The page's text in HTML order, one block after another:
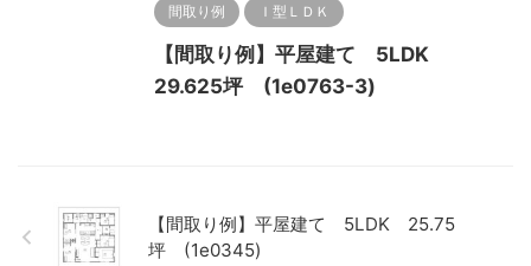
間取り例 Ｉ型ＬＤＫ
【間取り例】平屋建て 5LDK
29.625坪 (1e0763-3)
【間取り例】平屋建て 5LDK 25.75
坪 (1e0345)